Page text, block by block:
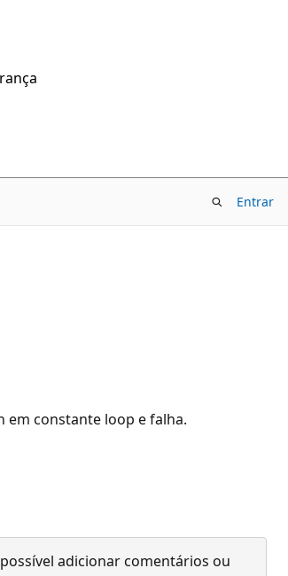
Entrar
em constante loop e falha.
adicionar comentários ou